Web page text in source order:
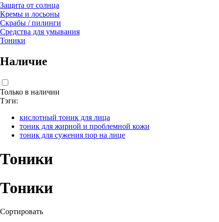
Защита от солнца
Кремы и лосьоны
Скрабы / пилинги
Средства для умывания
Тоники
Наличие
Только в наличии
Тэги:
кислотный тоник для лица
тоник для жирной и проблемной кожи
тоник для сужения пор на лице
Тоники
Тоники
Сортировать